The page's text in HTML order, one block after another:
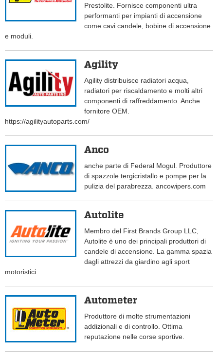
Prestolite. Fornisce componenti ultra
performanti per impianti di accensione
come cavi candele, bobine di accensione
e moduli.
Agility
Agility distribuisce radiatori acqua,
radiatori per riscaldamento e molti altri
componenti di raffreddamento. Anche
fornitore OEM.
https://agilityautoparts.com/
Anco
anche parte di Federal Mogul. Produttore
di spazzole tergicristallo e pompe per la
pulizia del parabrezza. ancowipers.com
Autolite
Membro del First Brands Group LLC,
Autolite è uno dei principali produttori di
candele di accensione. La gamma spazia
dagli attrezzi da giardino agli sport
motoristici.
Autometer
Produttore di molte strumentazioni
addizionali e di controllo. Ottima
reputazione nelle corse sportive.